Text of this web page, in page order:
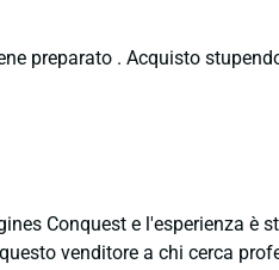
preparato . Acquisto
Conquest e l'esperienza è
venditore a chi cerca